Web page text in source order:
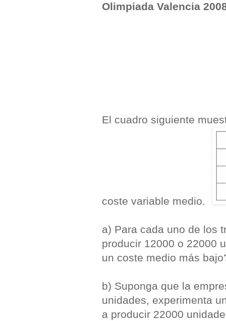
Olimpiada Valencia
El cuadro siguiente
coste variable medio.
a) Para cada uno de los
producir 12000 o 22000
un coste medio más
b) Suponga que la
unidades, experimenta
a producir 22000